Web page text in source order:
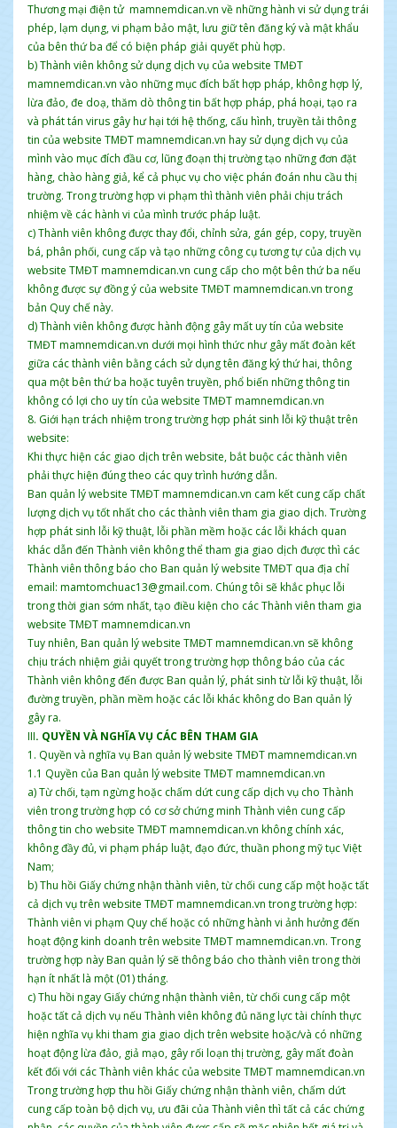
Thương mại điện tử mamnemdican.vn về những hành vi sử dụng trái
phép, lạm dụng, vi phạm bảo mật, lưu giữ tên đăng ký và mật khẩu
của bên thứ ba để có biện pháp giải quyết phù hợp.
b) Thành viên không sử dụng dịch vụ của website TMĐT
mamnemdican.vn vào những mục đích bất hợp pháp, không hợp lý,
lừa đảo, đe doạ, thăm dò thông tin bất hợp pháp, phá hoại, tạo ra
và phát tán virus gây hư hại tới hệ thống, cấu hình, truyền tải thông
tin của website TMĐT mamnemdican.vn hay sử dụng dịch vụ của
mình vào mục đích đầu cơ, lũng đoạn thị trường tạo những đơn đặt
hàng, chào hàng giả, kể cả phục vụ cho việc phán đoán nhu cầu thị
trường. Trong trường hợp vi phạm thì thành viên phải chịu trách
nhiệm về các hành vi của mình trước pháp luật.
c) Thành viên không được thay đổi, chỉnh sửa, gán gép, copy, truyền
bá, phân phối, cung cấp và tạo những công cụ tương tự của dịch vụ
website TMĐT mamnemdican.vn cung cấp cho một bên thứ ba nếu
không được sự đồng ý của website TMĐT mamnemdican.vn trong
bản Quy chế này.
d) Thành viên không được hành động gây mất uy tín của website
TMĐT mamnemdican.vn dưới mọi hình thức như gây mất đoàn kết
giữa các thành viên bằng cách sử dụng tên đăng ký thứ hai, thông
qua một bên thứ ba hoặc tuyên truyền, phổ biến những thông tin
không có lợi cho uy tín của website TMĐT mamnemdican.vn
8. Giới hạn trách nhiệm trong trường hợp phát sinh lỗi kỹ thuật trên
website:
Khi thực hiện các giao dịch trên website, bắt buộc các thành viên
phải thực hiện đúng theo các quy trình hướng dẫn.
Ban quản lý website TMĐT mamnemdican.vn cam kết cung cấp chất
lượng dịch vụ tốt nhất cho các thành viên tham gia giao dịch. Trường
hợp phát sinh lỗi kỹ thuật, lỗi phần mềm hoặc các lỗi khách quan
khác dẫn đến Thành viên không thể tham gia giao dịch được thì các
Thành viên thông báo cho Ban quản lý website TMĐT qua địa chỉ
email: mamtomchuac13@gmail.com. Chúng tôi sẽ khắc phục lỗi
trong thời gian sớm nhất, tạo điều kiện cho các Thành viên tham gia
website TMĐT mamnemdican.vn
Tuy nhiên, Ban quản lý website TMĐT mamnemdican.vn sẽ không
chịu trách nhiệm giải quyết trong trường hợp thông báo của các
Thành viên không đến được Ban quản lý, phát sinh từ lỗi kỹ thuật, lỗi
đường truyền, phần mềm hoặc các lỗi khác không do Ban quản lý
gây ra.
III. QUYỀN VÀ NGHĨA VỤ CÁC BÊN THAM GIA
1. Quyền và nghĩa vụ Ban quản lý website TMĐT mamnemdican.vn
1.1 Quyền của Ban quản lý website TMĐT mamnemdican.vn
a) Từ chối, tạm ngừng hoặc chấm dứt cung cấp dịch vụ cho Thành
viên trong trường hợp có cơ sở chứng minh Thành viên cung cấp
thông tin cho website TMĐT mamnemdican.vn không chính xác,
không đầy đủ, vi phạm pháp luật, đạo đức, thuần phong mỹ tục Việt
Nam;
b) Thu hồi Giấy chứng nhận thành viên, từ chối cung cấp một hoặc tất
cả dịch vụ trên website TMĐT mamnemdican.vn trong trường hợp:
Thành viên vi phạm Quy chế hoặc có những hành vi ảnh hưởng đến
hoạt động kinh doanh trên website TMĐT mamnemdican.vn. Trong
trường hợp này Ban quản lý sẽ thông báo cho thành viên trong thời
hạn ít nhất là một (01) tháng.
c) Thu hồi ngay Giấy chứng nhận thành viên, từ chối cung cấp một
hoặc tất cả dịch vụ nếu Thành viên không đủ năng lực tài chính thực
hiện nghĩa vụ khi tham gia giao dịch trên website hoặc/và có những
hoạt động lừa đảo, giả mạo, gây rối loạn thị trường, gây mất đoàn
kết đối với các Thành viên khác của website TMĐT mamnemdican.vn
Trong trường hợp thu hồi Giấy chứng nhận thành viên, chấm dứt
cung cấp toàn bộ dịch vụ, ưu đãi của Thành viên thì tất cả các chứng